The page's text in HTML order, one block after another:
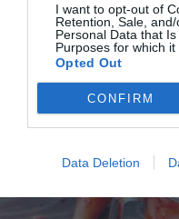
I want to opt-out of
Retention, Sale,
Personal Data that
Purposes for which it
Opted Out
CONFIRM
Data Deletion
till så...
RECEPT